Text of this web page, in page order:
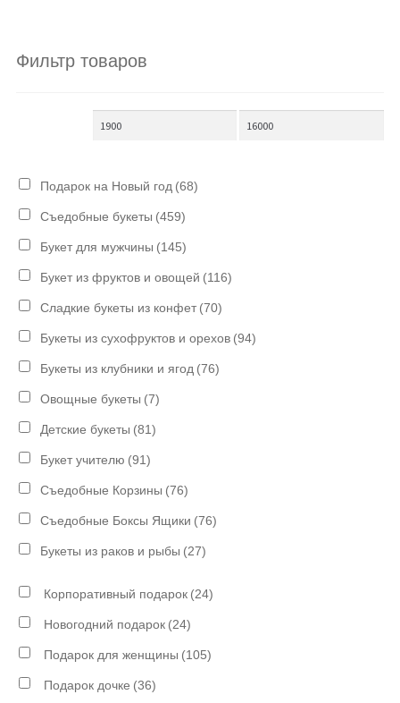
Фильтр товаров
Подарок на Новый год (68)
Съедобные букеты (459)
Букет для мужчины (145)
Букет из фруктов и овощей (116)
Сладкие букеты из конфет (70)
Букеты из сухофруктов и орехов (94)
Букеты из клубники и ягод (76)
Овощные букеты (7)
Детские букеты (81)
Букет учителю (91)
Съедобные Корзины (76)
Съедобные Боксы Ящики (76)
Букеты из раков и рыбы (27)
Корпоративный подарок (24)
Новогодний подарок (24)
Подарок для женщины (105)
Подарок дочке (36)